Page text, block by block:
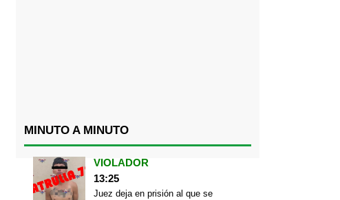
MINUTO A MINUTO
VIOLADOR
13:25
Juez deja en prisión al que se